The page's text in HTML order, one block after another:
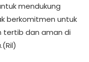
mendukung
berkomitmen untuk
tertib dan aman di